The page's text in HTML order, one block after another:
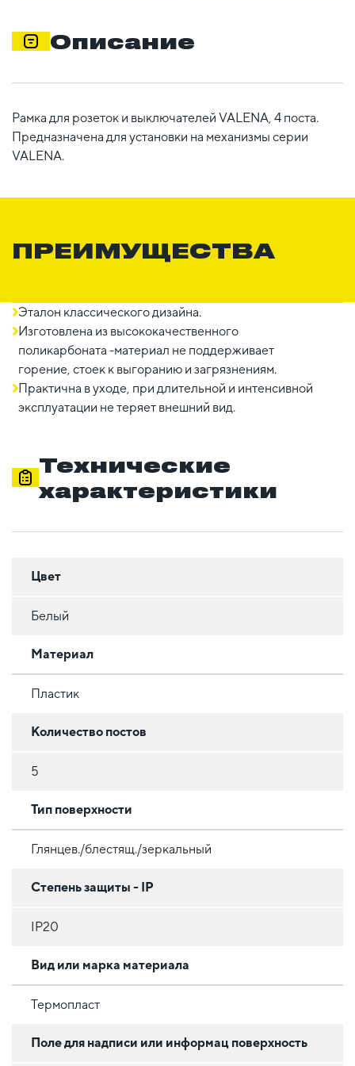
Описание
Рамка для розеток и выключателей VALENA, 4 поста.
Предназначена для установки на механизмы серии
VALENA.
ПРЕИМУЩЕСТВА
Эталон классического дизайна.
Изготовлена из высококачественного
поликарбоната -материал не поддерживает
горение, стоек к выгоранию и загрязнениям.
Практична в уходе, при длительной и интенсивной
эксплуатации не теряет внешний вид.
Технические
характеристики
Цвет
Белый
Материал
Пластик
Количество постов
5
Тип поверхности
Глянцев./блестящ./зеркальный
Степень защиты - IP
IP20
Вид или марка материала
Термопласт
Поле для надписи или информац поверхность